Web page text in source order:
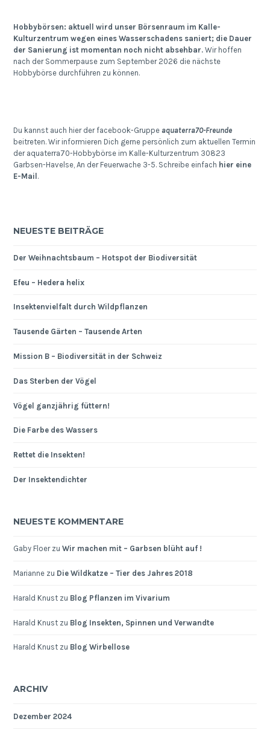
Hobbybörsen: aktuell wird unser Börsenraum im Kalle-
Kulturzentrum wegen eines Wasserschadens saniert; die Dauer
der Sanierung ist momentan noch nicht absehbar. Wir hoffen
nach der Sommerpause zum September 2026 die nächste
Hobbybörse durchführen zu können.
Du kannst auch hier der facebook-Gruppeaquaterra70-Freunde
beitreten. Wir informieren Dich gerne persönlich zum aktuellen Termin
der aquaterra70-Hobbybörse im Kalle-Kulturzentrum 30823
Garbsen-Havelse, An der Feuerwache 3-5. Schreibe einfach hier eine
E-Mail .
NEUESTE BEITRÄGE
Der Weihnachtsbaum – Hotspot der Biodiversität
Efeu – Hedera helix
Insektenvielfalt durch Wildpflanzen
Tausende Gärten – Tausende Arten
Mission B – Biodiversität in der Schweiz
Das Sterben der Vögel
Vögel ganzjährig füttern!
Die Farbe des Wassers
Rettet die Insekten!
Der Insektendichter
NEUESTE KOMMENTARE
Gaby FloerzuWir machen mit – Garbsen blüht auf !
Marianne zu Die Wildkatze – Tier des Jahres 2018
Harald Knust zu Blog Pflanzen im Vivarium
Harald Knust zu Blog Insekten, Spinnen und Verwandte
Harald Knust zu Blog Wirbellose
ARCHIV
Dezember 2024